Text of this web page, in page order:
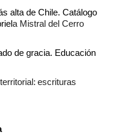
alta de Chile. Catálogo
a Mistral del Cerro
de gracia. Educación
escrituras